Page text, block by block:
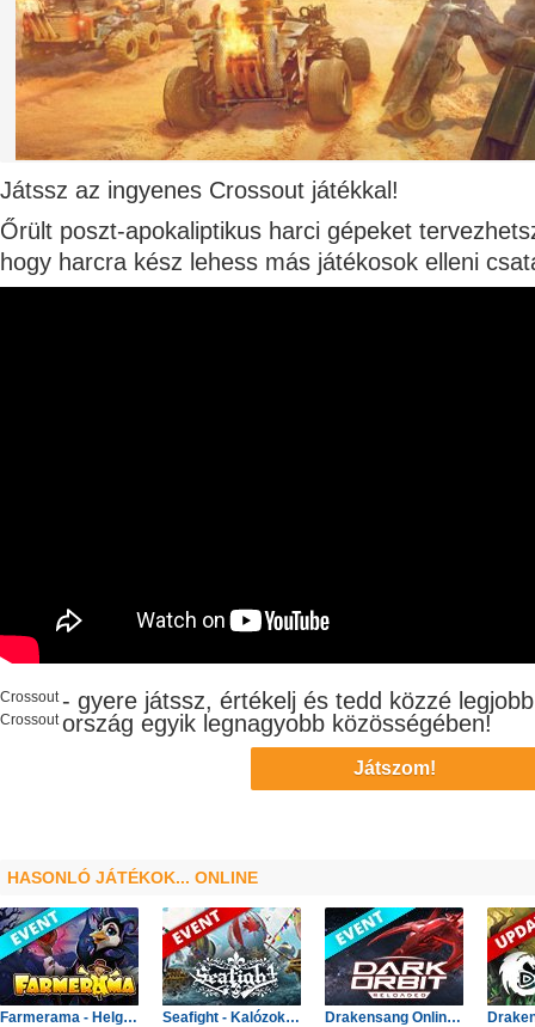
Játssz az ingyenes Crossout játékkal!
Őrült poszt-apokaliptikus harci gépeket
hogy harcra kész lehess más játékosok elleni
Crossout - gyere játssz, értékelj és tedd közzé
ország egyik legnagyobb
Crossout közösségében!
Játszom!
HASONLÓ JÁTÉKOK... ONLINE
Farmerama - Helgrid utazása Seafight - Kalózok Kupája: Óceán bajnokai Drakensang Online - Protegit zűrzavar